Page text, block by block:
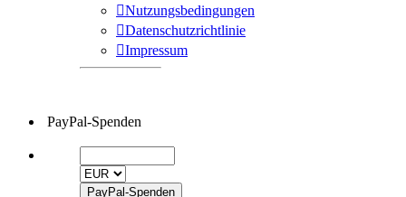
Nutzungsbedingungen
Datenschutzrichtlinie
Impressum
PayPal-Spenden